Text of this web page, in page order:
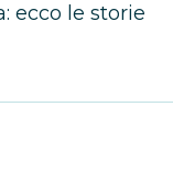
ecco le storie